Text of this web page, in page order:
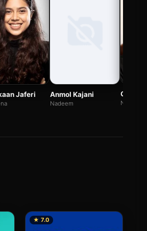
Jaferi Anmol Kajani
Nadeem Nihal
★ 7.0